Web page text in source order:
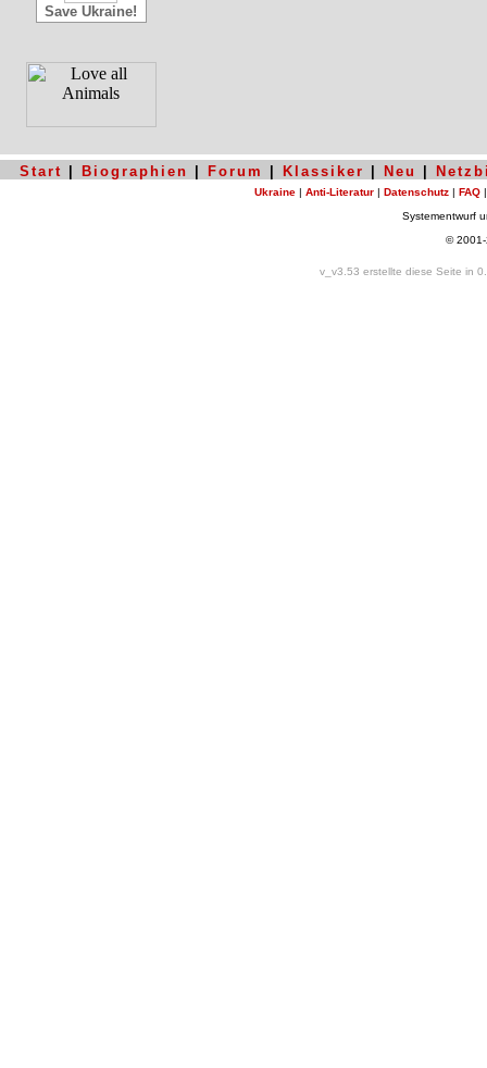
Save Ukraine!
Start Biographien Forum Klassiker Neu
Ukraine | Anti-Literatur | Datenschutz | FAQ
Systementwurf
©
v_v3.53 erstellte diese Seite in